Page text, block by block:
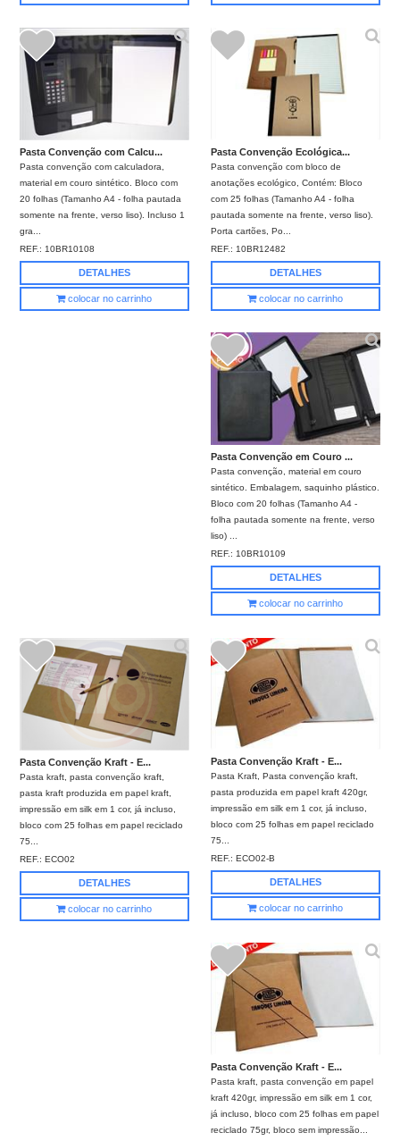
Pasta Convenção com Calcu...
Pasta convenção com calculadora,
material em couro sintético. Bloco com
20 folhas (Tamanho A4 - folha pautada
somente na frente, verso liso). Incluso 1
gra...
REF.: 10BR10108
DETALHES
colocar no carrinho
Pasta Convenção Ecológica...
Pasta convenção com bloco de
anotações ecológico, Contém: Bloco
com 25 folhas (Tamanho A4 - folha
pautada somente na frente, verso liso).
Porta cartões, Po...
REF.: 10BR12482
DETALHES
colocar no carrinho
Pasta Convenção em Couro ...
Pasta convenção, material em couro
sintético. Embalagem, saquinho plástico.
Bloco com 20 folhas (Tamanho A4 -
folha pautada somente na frente, verso
liso) ...
REF.:10BR10109
DETALHES
colocar no carrinho
Pasta Convenção Kraft - E...
Pasta kraft, pasta convenção kraft,
pasta kraft produzida em papel kraft,
impressão em silk em 1 cor, já incluso,
bloco com 25 folhas em papel reciclado
75...
REF.:ECO02
DETALHES
colocar no carrinho
Pasta Convenção Kraft - E...
Pasta Kraft, Pasta convenção kraft,
pasta produzida em papel kraft 420gr,
impressão em silk em 1 cor, já incluso,
bloco com 25 folhas em papel reciclado
75...
REF.: ECO02-B
DETALHES
colocar no carrinho
Pasta Convenção Kraft - E...
Pasta kraft, pasta convenção em papel
kraft 420gr, impressão em silk em 1 cor,
já incluso, bloco com 25 folhas em papel
reciclado 75gr, bloco sem impressão...